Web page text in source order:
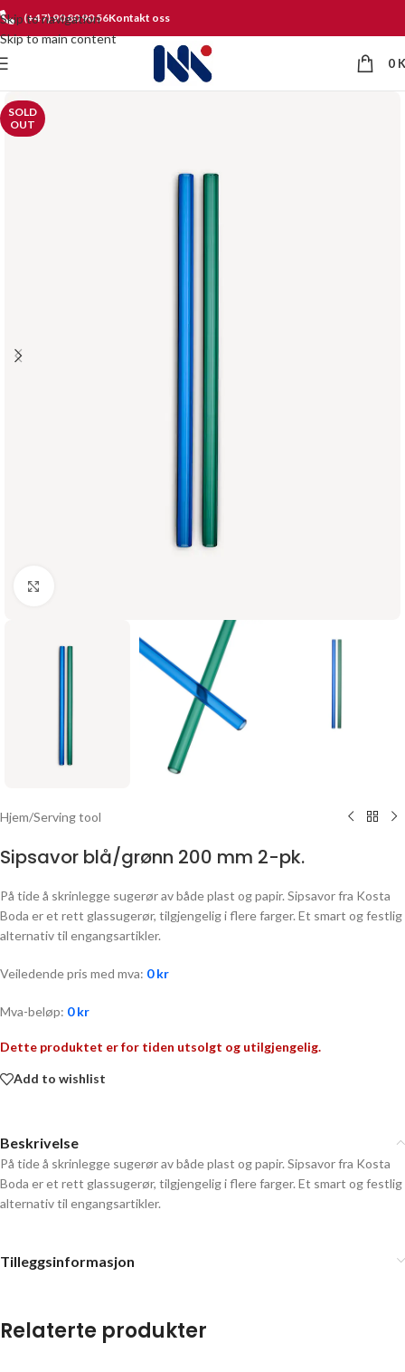
Skip to navigation
Skip to main content
(+47) 90 80 90 56Kontakt oss
0
SOLD
OUT
Hjem/Serving tool
Sipsavor blå/grønn 200 mm 2-pk.
På tide å skrinlegge sugerør av både plast og papir. Sipsavor fra Kosta
Boda er et rett glassugerør, tilgjengelig i flere farger. Et smart og festlig
alternativ til engangsartikler.
Veiledende pris med mva: 0kr
Mva-beløp: 0kr
Dette produktet er for tiden utsolgt og utilgjengelig.
Add to wishlist
Beskrivelse
På tide å skrinlegge sugerør av både plast og papir. Sipsavor fra Kosta
Boda er et rett glassugerør, tilgjengelig i flere farger. Et smart og festlig
alternativ til engangsartikler.
Tilleggsinformasjon
Relaterte produkter